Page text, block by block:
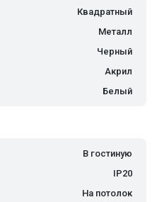
Квадратный
Металл
Черный
Акрил
Белый
В гостиную
IP20
На потолок